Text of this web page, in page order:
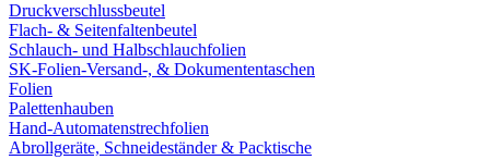
Druckverschlussbeutel
Flach- & Seitenfaltenbeutel
Schlauch- und Halbschlauchfolien
SK-Folien-Versand-, & Dokumententaschen
Folien
Palettenhauben
Hand-Automatenstrechfolien
Abrollgeräte, Schneideständer & Packtische